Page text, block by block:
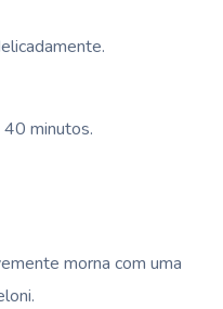
minutos.
morna com uma